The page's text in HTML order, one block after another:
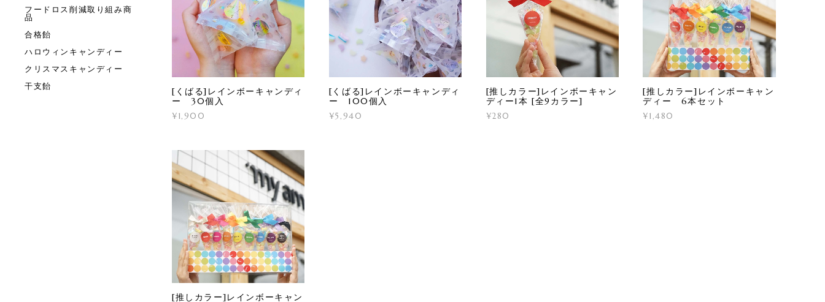
フードロス削減取り組み商
品
合格飴
ハロウィンキャンディー
クリスマスキャンディー
干支飴
[くばる]レインボーキャンディ
ー 30個入
¥1,900
[くばる]レインボーキャンディ
ー 100個入
¥5,940
[推しカラー]レインボーキャン
ディー1本 [全9カラー]
¥280
[推しカラー]レインボーキャン
ディー 6本セット
¥1,480
[推しカラー]レインボーキャン